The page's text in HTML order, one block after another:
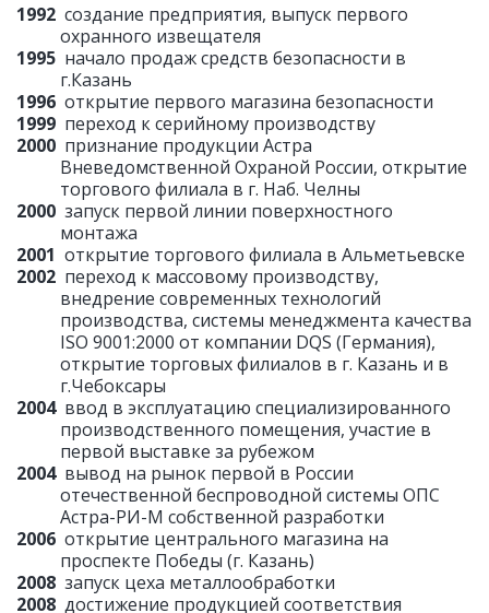
1992 создание предприятия, выпуск первого
охранного извещателя
1995 начало продаж средств безопасности в
г.Казань
1996 открытие первого магазина безопасности
1999 переход к серийному производству
2000 признание продукции Астра
Вневедомственной Охраной России, открытие
торгового филиала в г. Наб. Челны
2000 запуск первой линии поверхностного
монтажа
2001 открытие торгового филиала в Альметьевске
2002 переход к массовому производству,
внедрение современных технологий
производства, системы менеджмента качества
ISO 9001:2000 от компании DQS (Германия),
открытие торговых филиалов в г. Казань и в
г.Чебоксары
2004 ввод в эксплуатацию специализированного
производственного помещения, участие в
первой выставке за рубежом
2004 вывод на рынок первой в России
отечественной беспроводной системы ОПС
Астра-РИ-М собственной разработки
2006 открытие центрального магазина на
проспекте Победы (г. Казань)
2008 запуск цеха металлообработки
2008 достижение продукцией соответствия